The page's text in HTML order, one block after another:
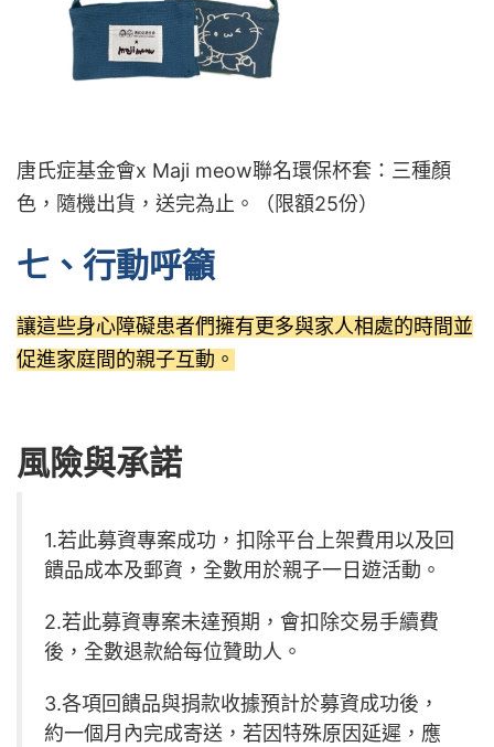
唐氏症基金會x Maji meow聯名環保杯套：三種顏
色，隨機出貨，送完為止。（限額25份）
七、行動呼籲
讓這些身心障礙患者們擁有更多與家人相處的時間並
促進家庭間的親子互動。
風險與承諾
1.若此募資專案成功，扣除平台上架費用以及回
饋品成本及郵資，全數用於親子一日遊活動。
2.若此募資專案未達預期，會扣除交易手續費
後，全數退款給每位贊助人。
3.各項回饋品與捐款收據預計於募資成功後，
約一個月內完成寄送，若因特殊原因延遲，應